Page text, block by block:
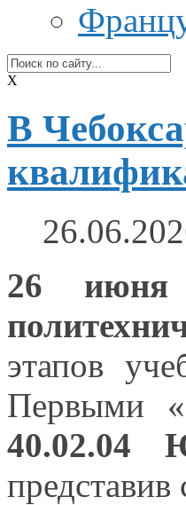
X
В
26
этапов
Первыми
40.02.04